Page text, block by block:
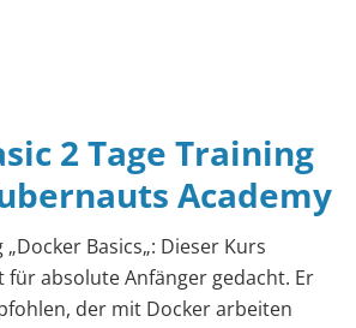
2 Tage Training
Academy
Basics„: Dieser Kurs
für absolute Anfänger gedacht. Er
der mit Docker arbeiten